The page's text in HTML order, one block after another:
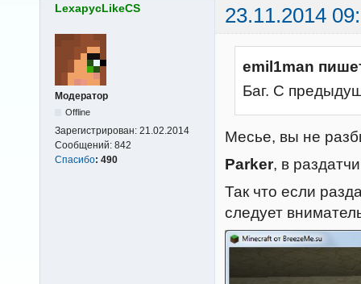
LexapycLikeCS 23.11.2014
Модератор
Offline
Зарегистрирован: 21.02.2014
Сообщений: 842
Спасибо: 490
emil1man
Баг. С
Месье, вы не
Parker, в
Так что если
следует